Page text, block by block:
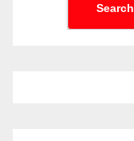
Search